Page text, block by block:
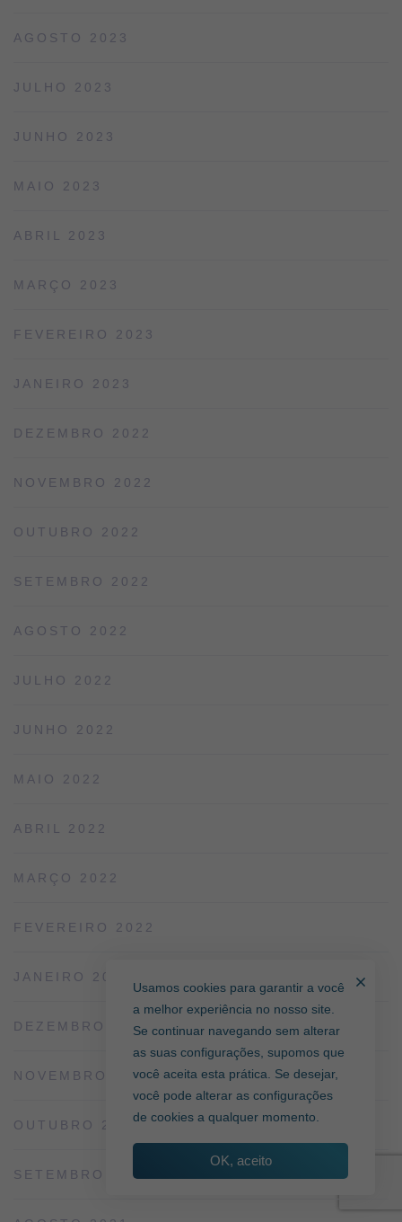
AGOSTO 2023
JULHO 2023
JUNHO 2023
MAIO 2023
ABRIL 2023
MARÇO 2023
FEVEREIRO 2023
JANEIRO 2023
DEZEMBRO 2022
NOVEMBRO 2022
OUTUBRO 2022
SETEMBRO 2022
AGOSTO 2022
JULHO 2022
JUNHO 2022
MAIO 2022
ABRIL 2022
MARÇO 2022
FEVEREIRO 2022
JANEIRO 2022
DEZEMBRO 2021
NOVEMBRO 2021
OUTUBRO 2021
SETEMBRO 2021
Usamos cookies para garantir a você
a melhor experiência no nosso site.
Se continuar navegando sem alterar
as suas configurações, supomos que
você aceita esta prática. Se desejar,
você pode alterar as configurações
de cookies a qualquer momento.
OK, aceito